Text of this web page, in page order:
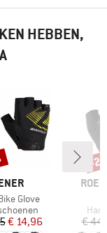
HEBBEN,
Glove
Prijs
Verlaagde prijs
€ 14,96
MERK
€
-